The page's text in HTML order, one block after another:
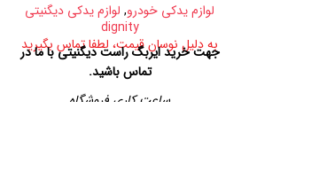
لوازم یدکی خودرو, لوازم یدکی دیگنیتی
dignity
به دلیل نوسان قیمت، لطفا تماس بگیرید
جهت خرید ایربگ راست دیگنیتی با ما در
تماس باشید.
ساعت کاری فروشگاه